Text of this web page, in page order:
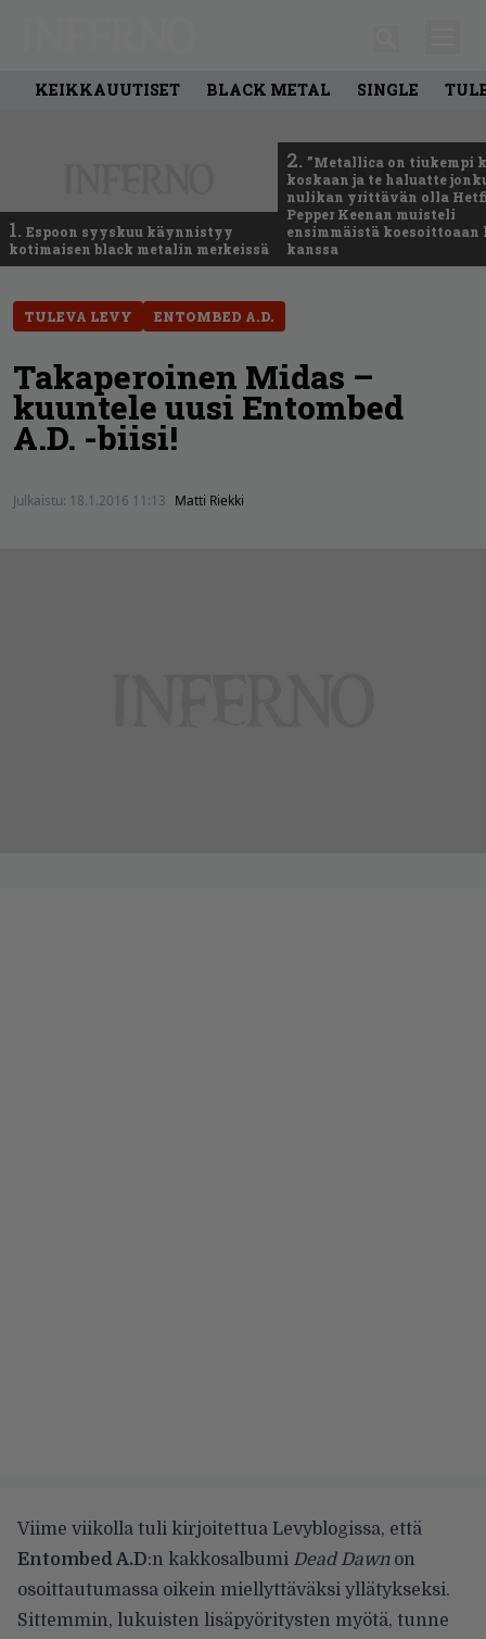
KEIKKAUUTISET BLACK METAL SINGLE
1. Espoon syyskuu käynnistyy
kotimaisen black metalin merkeissä
2. ”Metallica on tiukempi
koskaan ja te haluatte
nulikan yrittävän olla
Pepper Keenan muisteli
ensimmäistä
kanssa
TULEVA LEVY ENTOMBED A.D.
Takaperoinen Midas –
kuuntele uusi Entombed
A.D. -biisi!
Julkaistu: 18.1.2016 11:13 Matti Riekki
Viime viikolla tuli kirjoitettua Levyblogissa, että
Entombed A.D:n kakkosalbumi Dead Dawnon
osoittautumassa oikein miellyttäväksi yllätykseksi.
Sittemmin, lukuisten lisäpyöritysten myötä, tunne